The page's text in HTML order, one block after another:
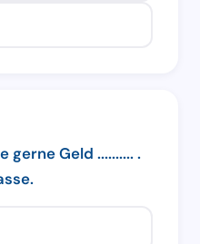
gerne Geld .......... .